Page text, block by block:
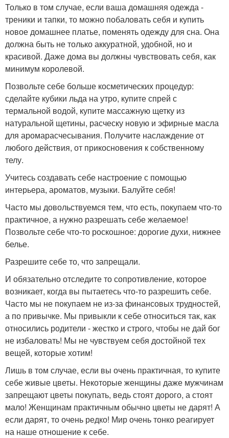
Только в том случае, если ваша домашняя одежда -
треники и тапки, то можно побаловать себя и купить
новое домашнее платье, поменять одежду для сна. Она
должна быть не только аккуратной, удобной, но и
красивой. Даже дома вы должны чувствовать себя, как
минимум королевой.
Позвольте себе больше косметических процедур:
сделайте кубики льда на утро, купите спрей с
термальной водой, купите массажную щетку из
натуральной щетины, расческу новую и эфирные масла
для аромарасчесывания. Получите наслаждение от
любого действия, от прикосновения к собственному
телу.
Учитесь создавать себе настроение с помощью
интерьера, ароматов, музыки. Балуйте себя!
Часто мы довольствуемся тем, что есть, покупаем что-то
практичное, а нужно разрешать себе желаемое!
Позвольте себе что-то роскошное: дорогие духи, нижнее
белье.
Разрешите себе то, что запрещали.
И обязательно отследите то сопротивление, которое
возникает, когда вы пытаетесь что-то разрешить себе.
Часто мы не покупаем не из-за финансовых трудностей,
а по привычке. Мы привыкли к себе относиться так, как
относились родители - жестко и строго, чтобы не дай бог
не избаловать! Мы не чувствуем себя достойной тех
вещей, которые хотим!
Лишь в том случае, если вы очень практичная, то купите
себе живые цветы. Некоторые женщины даже мужчинам
запрещают цветы покупать, ведь стоят дорого, а стоят
мало! Женщинам практичным обычно цветы не дарят! А
если дарят, то очень редко! Мир очень тонко реагирует
на наше отношение к себе.